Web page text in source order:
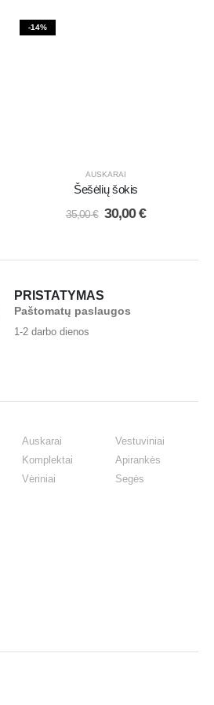
-14%
AUSKARAI
Šešėlių šokis
35,00€ 30,00€
PRISTATYMAS
Paštomatų paslaugos
1-2 darbo dienos
Auskarai
Komplektai
Vėriniai
Vestuviniai
Apirankės
Segės